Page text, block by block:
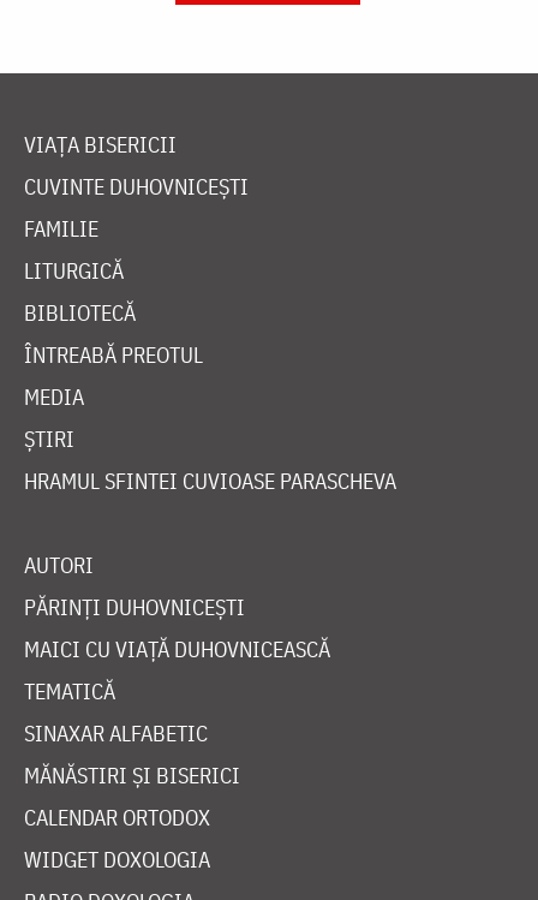
VIAȚA BISERICII
CUVINTE DUHOVNICEȘTI
FAMILIE
LITURGICĂ
BIBLIOTECĂ
ÎNTREABĂ PREOTUL
MEDIA
ȘTIRI
HRAMUL SFINTEI CUVIOASE PARASCHEVA
AUTORI
PĂRINȚI DUHOVNICEȘTI
MAICI CU VIAȚĂ DUHOVNICEASCĂ
TEMATICĂ
SINAXAR ALFABETIC
MĂNĂSTIRI ȘI BISERICI
CALENDAR ORTODOX
WIDGET DOXOLOGIA